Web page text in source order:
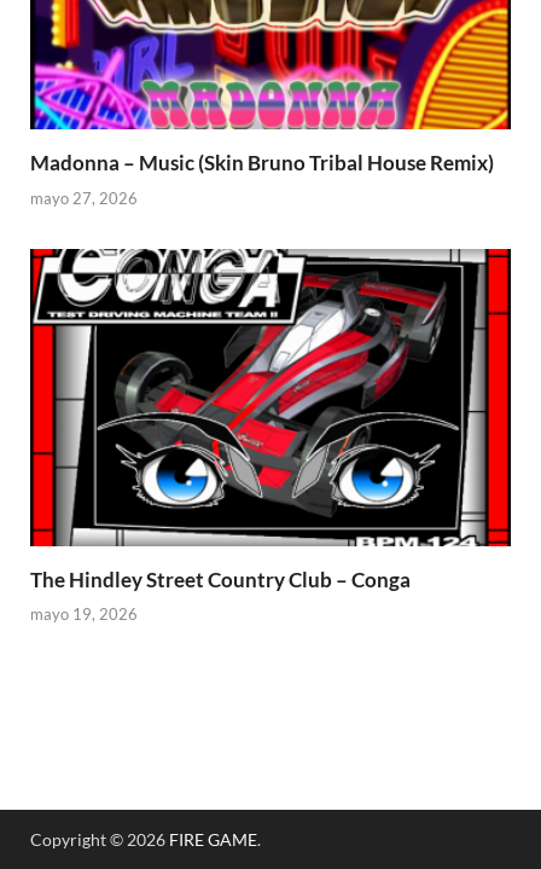
Madonna – Music (Skin Bruno Tribal House Remix)
mayo 27, 2026
The Hindley Street Country Club – Conga
mayo 19, 2026
Copyright © 2026 FIRE GAME.